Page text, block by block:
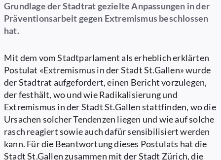
Grundlage der Stadtrat gezielte Anpassungen in der
Präventionsarbeit gegen Extremismus beschlossen
hat.
Mit dem vom Stadtparlament als erheblich erklärten
Postulat «Extremismus in der Stadt St.Gallen» wurde
der Stadtrat aufgefordert, einen Bericht vorzulegen,
der festhält, wo und wie Radikalisierung und
Extremismus in der Stadt St.Gallen stattfinden, wo die
Ursachen solcher Tendenzen liegen und wie auf solche
rasch reagiert sowie auch dafür sensibilisiert werden
kann. Für die Beantwortung dieses Postulats hat die
Stadt St.Gallen zusammen mit der Stadt Zürich, die